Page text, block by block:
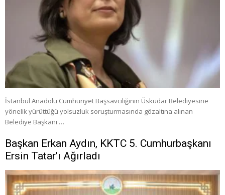
İstanbul Anadolu Cumhuriyet Başsavcılığının Üsküdar Belediyesine
yönelik yürüttüğü yolsuzluk soruşturmasında gözaltına alınan
Belediye Başkanı …
Başkan Erkan Aydın, KKTC 5. Cumhurbaşkanı
Ersin Tatar’ı Ağırladı